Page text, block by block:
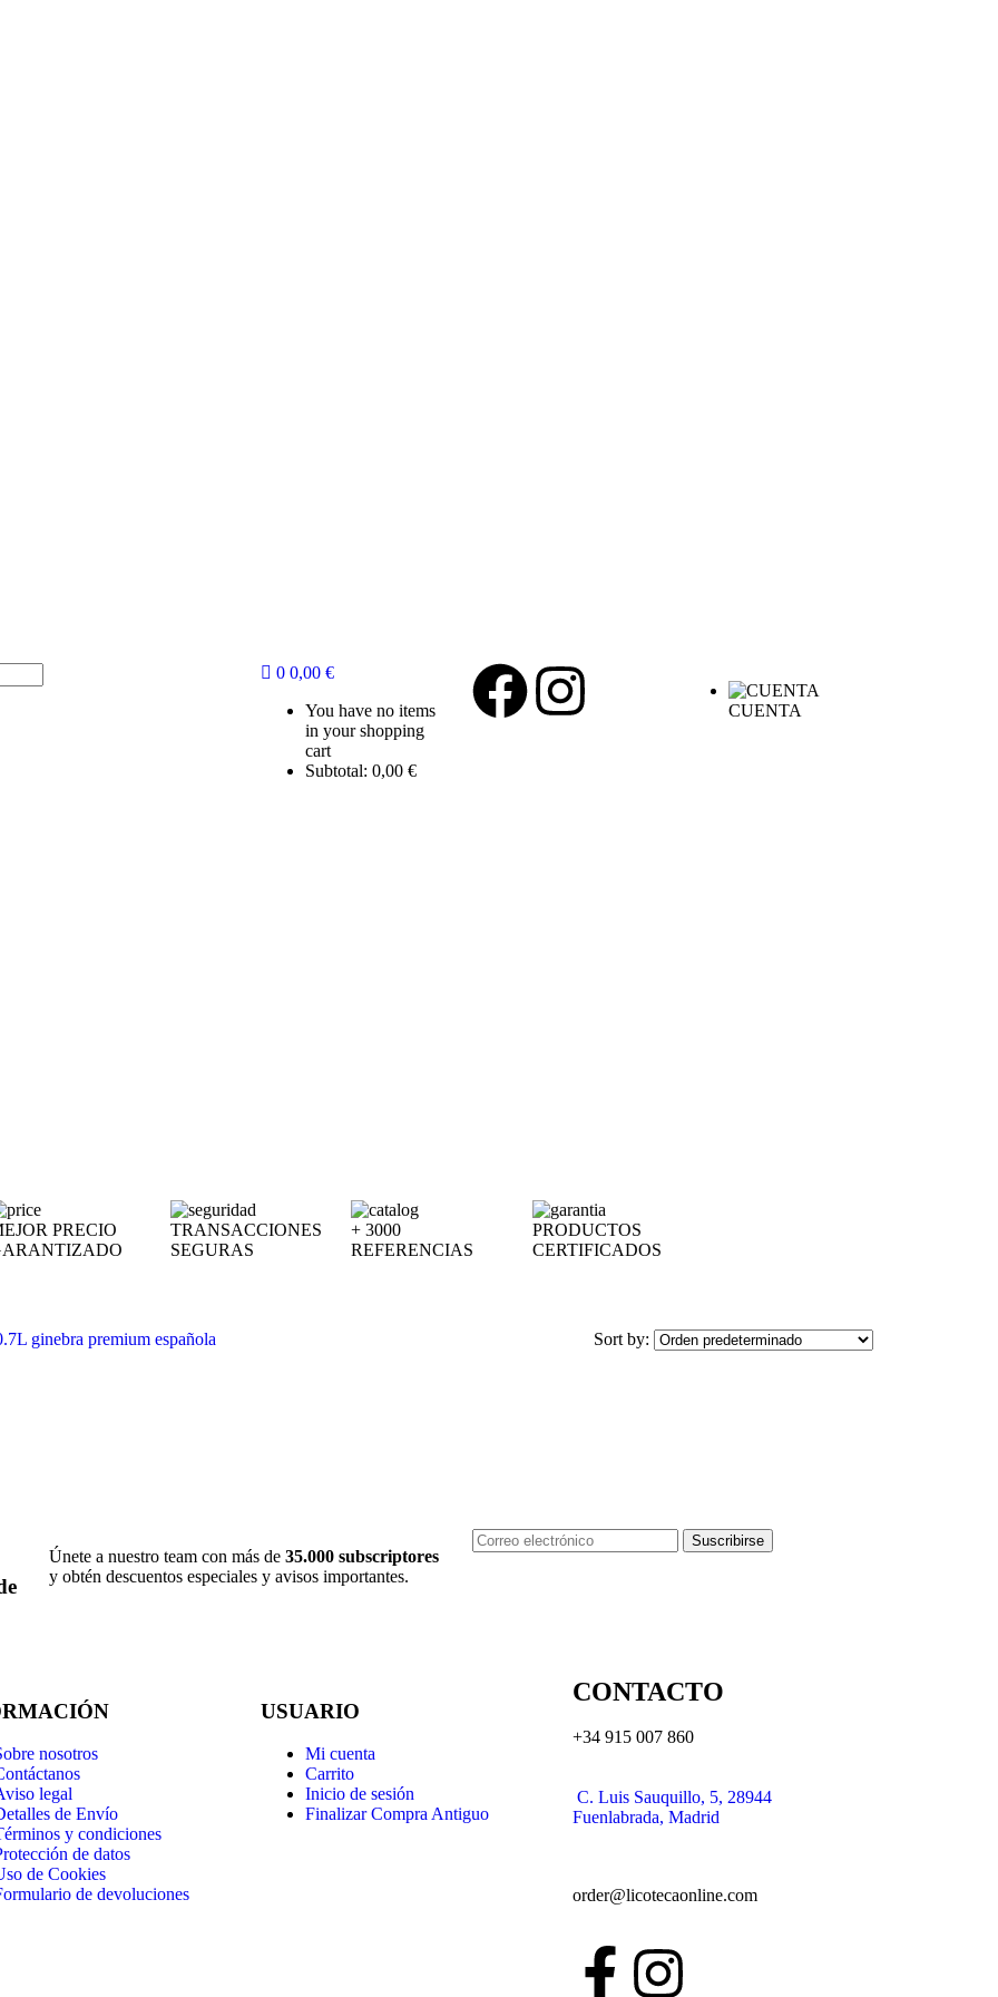
0 0,00 €
You have no items
in your shopping
cart
Subtotal: 0,00 €
CUENTA
PRECIO
TRANSACCIONES
SEGURAS
+ 3000
REFERENCIAS
PRODUCTOS
CERTIFICADOS
Sort by:
Únete a nuestro team con más de 35.000 subscriptores
y obtén descuentos especiales y avisos importantes.
Suscribirse
nosotros
legal
de Envío
y condiciones
de datos
de Cookies
de devoluciones
USUARIO
Mi cuenta
Carrito
Inicio de sesión
Finalizar Compra Antiguo
CONTACTO
+34 915 007 860
C. Luis Sauquillo, 5, 28944
Fuenlabrada, Madrid
order@licotecaonline.com